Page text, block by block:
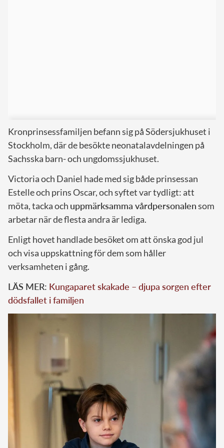
Kronprinsessfamiljen befann sig på Södersjukhuset i
Stockholm, där de besökte neonatalavdelningen på
Sachsska barn- och ungdomssjukhuset.
Victoria och Daniel hade med sig både prinsessan
Estelle och prins Oscar, och syftet var tydligt: att
möta, tacka och uppmärksamma vårdpersonalensom
arbetar när de flesta andra är lediga.
Enligt hovet handlade besöket om att önska god jul
och visa uppskattning för dem som håller
verksamheten i gång.
LÄS MER: Kungaparet skakade – djupa sorgen efter
dödsfallet i familjen